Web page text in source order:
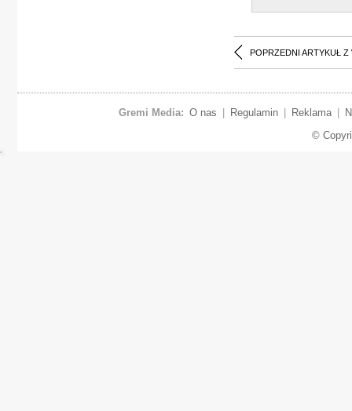
POPRZEDNI ARTYKUŁ Z
Gremi Media: O nas Regulamin Reklama
©